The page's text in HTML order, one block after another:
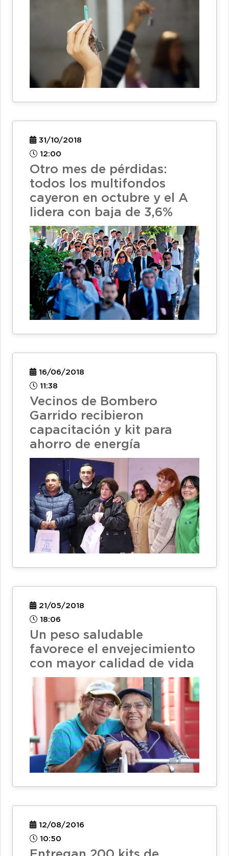
31/10/2018
12:00
Otro mes de pérdidas:
todos los multifondos
cayeron en octubre y el A
lidera con baja de 3,6%
16/06/2018
11:38
Vecinos de Bombero
Garrido recibieron
capacitación y kit para
ahorro de energía
21/05/2018
18:06
Un peso saludable
favorece el envejecimiento
con mayor calidad de vida
12/08/2016
10:50